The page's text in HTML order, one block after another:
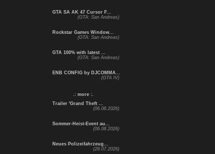
GTA SA AK 47 Cursor F...
(GTA: San Andreas)
Rockstar Games Window...
(GTA: San Andreas)
GTA 100% with latest ...
(GTA: San Andreas)
ENB CONFIG by DJCOMMA...
(GTA IV)
.: more :.
Trailer 'Grand Theft ...
(06.08.2026)
Sommer-Heist-Event au...
(06.08.2026)
Neues Polizeifahrzeug...
(28.07.2026)